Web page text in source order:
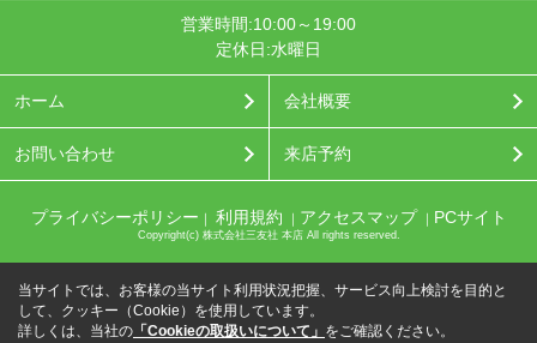
営業時間:10:00～19:00
定休日:水曜日
ホーム 会社概要
お問い合わせ 来店予約
プライバシーポリシー 利用規約 アクセスマップ PCサイト
Copyright(c) 株式会社三友社 本店 All rights reserved.
当サイトでは、お客様の当サイト利用状況把握、サービス向上検討を目的と
して、クッキー（Cookie）を使用しています。
詳しくは、当社の 「Cookieの取扱いについて」 をご確認ください。